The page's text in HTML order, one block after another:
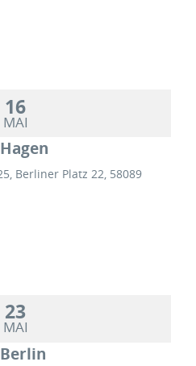
16
MAI
Berliner Platz 22, 58089
23
MAI